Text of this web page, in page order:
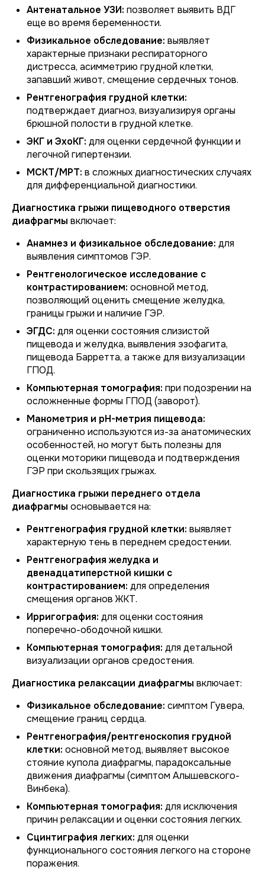
Антенатальное УЗИ: позволяет выявить ВДГ
еще во время беременности.
Физикальное обследование: выявляет
характерные признаки респираторного
дистресса, асимметрию грудной клетки,
запавший живот, смещение сердечных тонов.
Рентгенография грудной клетки:
подтверждает диагноз, визуализируя органы
брюшной полости в грудной клетке.
ЭКГ и ЭхоКГ: для оценки сердечной функции и
легочной гипертензии.
МСКТ/МРТ: в сложных диагностических случаях
для дифференциальной диагностики.
Диагностика грыжи пищеводного отверстия
диафрагмы включает:
Анамнез и физикальное обследование: для
выявления симптомов ГЭР.
Рентгенологическое исследование с
контрастированием: основной метод,
позволяющий оценить смещение желудка,
границы грыжи и наличие ГЭР.
ЭГДС: для оценки состояния слизистой
пищевода и желудка, выявления эзофагита,
пищевода Барретта, а также для визуализации
ГПОД.
Компьютерная томография: при подозрении на
осложненные формы ГПОД (заворот).
Манометрия и pH-метрия пищевода:
ограниченно используются из-за анатомических
особенностей, но могут быть полезны для
оценки моторики пищевода и подтверждения
ГЭР при скользящих грыжах.
Диагностика грыжи переднего отдела
диафрагмы основывается на:
Рентгенография грудной клетки: выявляет
характерную тень в переднем средостении.
Рентгенография желудка и
двенадцатиперстной кишки с
контрастированием: для определения
смещения органов ЖКТ.
Ирригография: для оценки состояния
поперечно-ободочной кишки.
Компьютерная томография: для детальной
визуализации органов средостения.
Диагностика релаксации диафрагмы включает:
Физикальное обследование: симптом Гувера,
смещение границ сердца.
Рентгенография/рентгеноскопия грудной
клетки: основной метод, выявляет высокое
стояние купола диафрагмы, парадоксальные
движения диафрагмы (симптом Алышевского-
Винбека).
Компьютерная томография: для исключения
причин релаксации и оценки состояния легких.
Сцинтиграфия легких: для оценки
функционального состояния легкого на стороне
поражения.